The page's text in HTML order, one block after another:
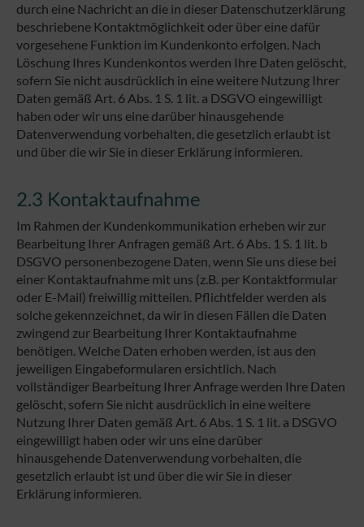
durch eine Nachricht an die in dieser Datenschutzerklärung
beschriebene Kontaktmöglichkeit oder über eine dafür
vorgesehene Funktion im Kundenkonto erfolgen. Nach
Löschung Ihres Kundenkontos werden Ihre Daten gelöscht,
sofern Sie nicht ausdrücklich in eine weitere Nutzung Ihrer
Daten gemäß Art. 6 Abs. 1 S. 1 lit. a DSGVO eingewilligt
haben oder wir uns eine darüber hinausgehende
Datenverwendung vorbehalten, die gesetzlich erlaubt ist
und über die wir Sie in dieser Erklärung informieren.
2.3 Kontaktaufnahme
Im Rahmen der Kundenkommunikation erheben wir zur
Bearbeitung Ihrer Anfragen gemäß Art. 6 Abs. 1 S. 1 lit. b
DSGVO personenbezogene Daten, wenn Sie uns diese bei
einer Kontaktaufnahme mit uns (z.B. per Kontaktformular
oder E-Mail) freiwillig mitteilen. Pflichtfelder werden als
solche gekennzeichnet, da wir in diesen Fällen die Daten
zwingend zur Bearbeitung Ihrer Kontaktaufnahme
benötigen. Welche Daten erhoben werden, ist aus den
jeweiligen Eingabeformularen ersichtlich. Nach
vollständiger Bearbeitung Ihrer Anfrage werden Ihre Daten
gelöscht, sofern Sie nicht ausdrücklich in eine weitere
Nutzung Ihrer Daten gemäß Art. 6 Abs. 1 S. 1 lit. a DSGVO
eingewilligt haben oder wir uns eine darüber
hinausgehende Datenverwendung vorbehalten, die
gesetzlich erlaubt ist und über die wir Sie in dieser
Erklärung informieren.